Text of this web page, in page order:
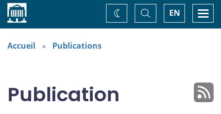
Accueil EN
Basculer
la
recherche
Changez
de
Accueil Publications
Publication